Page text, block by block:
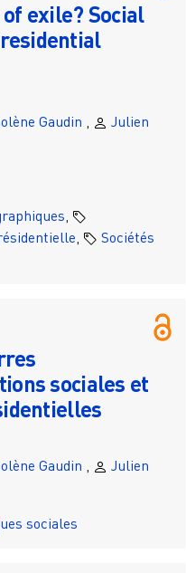
exile? Social
Gaudin ,
Julien
,
,
Sociétés
sociales et
Gaudin ,
Julien
sociales